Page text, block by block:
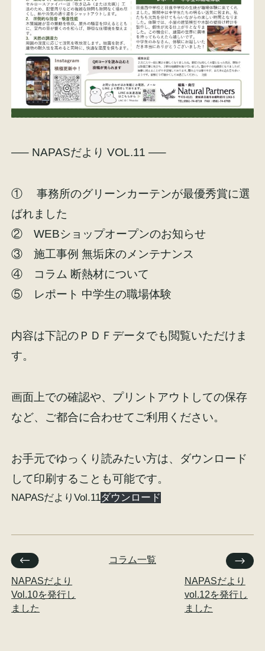
—– NAPASだより VOL.11 —–
① 事務所のグリーンカーテンが最優秀賞に選
ばれました
② WEBショップオープンのお知らせ
③ 施工事例 無垢床のメンテナンス
④ コラム 断熱材について
⑤ レポート 中学生の職場体験
内容は下記のＰＤＦデータでも閲覧いただけま
す。
画面上での確認や、プリントアウトしての保存
など、ご都合に合わせてご利用ください。
お手元でゆっくり読みたい方は、ダウンロード
して印刷することも可能です。
NAPASだよりVol.11ダウンロード
NAPASだより
Vol.10を発行し
ました
コラム一覧
NAPASだより
vol.12を発行し
ました